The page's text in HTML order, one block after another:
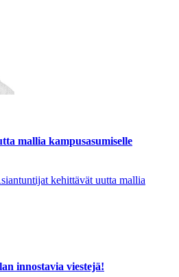
mallia kampusasumiselle
kehittävät uutta mallia
innostavia viestejä!